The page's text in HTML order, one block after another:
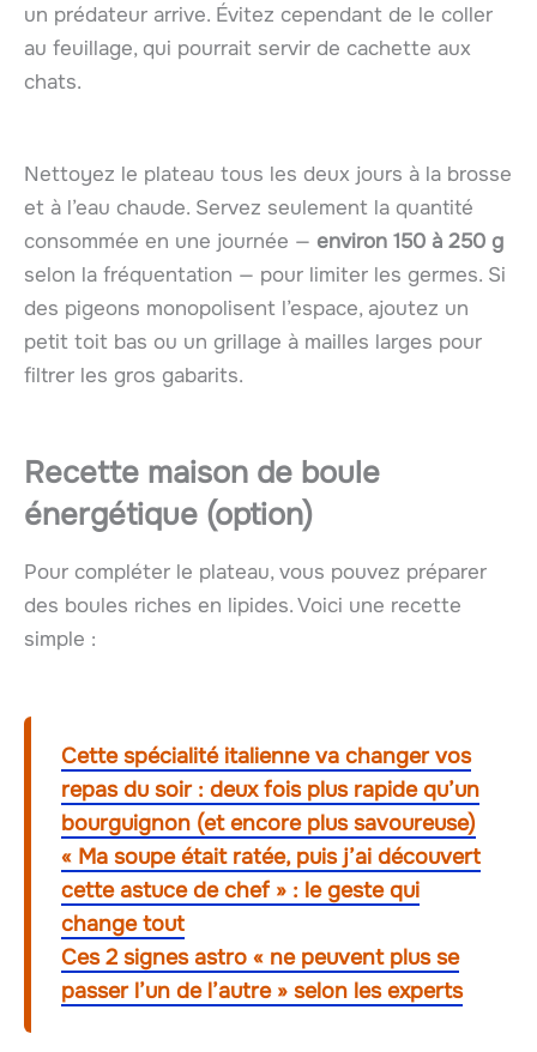
un prédateur arrive. Évitez cependant de le coller
au feuillage, qui pourrait servir de cachette aux
chats.
Nettoyez le plateau tous les deux jours à la brosse
et à l’eau chaude. Servez seulement la quantité
consommée en une journée — environ 150 à 250 g
selon la fréquentation — pour limiter les germes. Si
des pigeons monopolisent l’espace, ajoutez un
petit toit bas ou un grillage à mailles larges pour
filtrer les gros gabarits.
Recette maison de boule
énergétique (option)
Pour compléter le plateau, vous pouvez préparer
des boules riches en lipides. Voici une recette
simple :
Cette spécialité italienne va changer vos
repas du soir : deux fois plus rapide qu’un
bourguignon (et encore plus savoureuse)
« Ma soupe était ratée, puis j’ai découvert
cette astuce de chef » : le geste qui
change tout
Ces 2 signes astro « ne peuvent plus se
passer l’un de l’autre » selon les experts